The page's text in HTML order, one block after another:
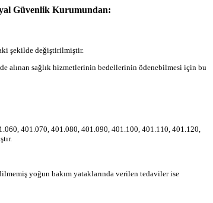
Güvenlik Kurumundan:
şekilde değiştirilmiştir.
alınan sağlık hizmetlerinin bedellerinin ödenebilmesi için bu
401.070, 401.080, 401.090, 401.100, 401.110, 401.120,
yoğun bakım yataklarında verilen tedaviler ise